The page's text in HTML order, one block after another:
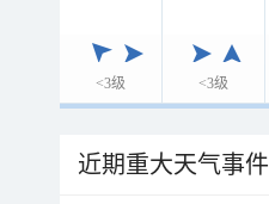
<3级 <3级
近期重大天气事件